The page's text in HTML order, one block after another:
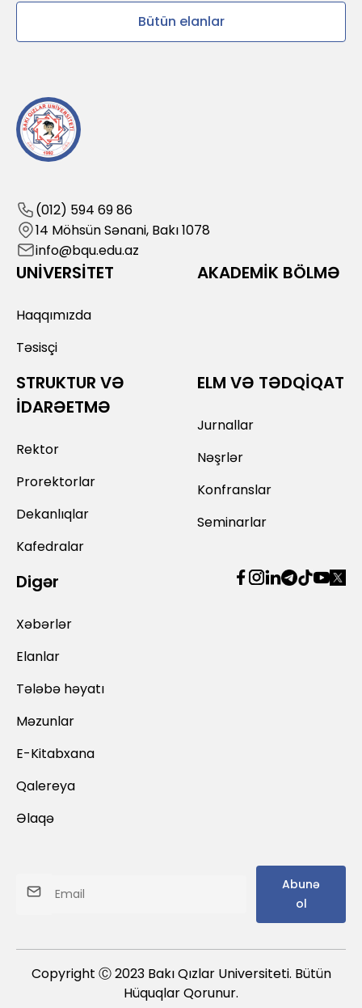
Bütün elanlar
(012) 594 69 86
14 Möhsün Sənani, Bakı 1078
info@bqu.edu.az
UNİVERSİTET
Haqqımızda
Təsisçi
AKADEMİK BÖLMƏ
STRUKTUR VƏ
İDARƏETMƏ
Rektor
Prorektorlar
Dekanlıqlar
Kafedralar
ELM VƏ TƏDQİQAT
Jurnallar
Nəşrlər
Konfranslar
Seminarlar
Digər
Xəbərlər
Elanlar
Tələbə həyatı
Məzunlar
E-Kitabxana
Qalereya
Əlaqə
Abunə
ol
Copyright Ⓒ 2023 Bakı Qızlar Universiteti. Bütün
Hüquqlar Qorunur.